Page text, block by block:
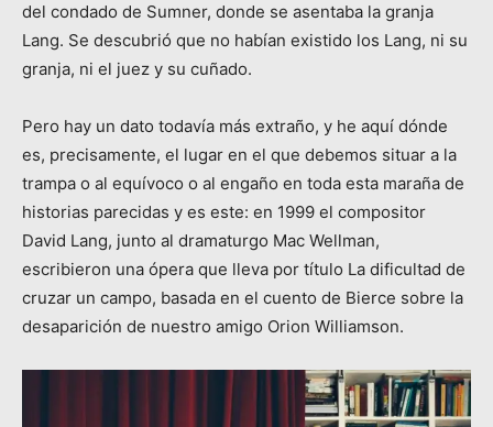
del condado de Sumner, donde se asentaba la granja
Lang. Se descubrió que no habían existido los Lang, ni su
granja, ni el juez y su cuñado.
Pero hay un dato todavía más extraño, y he aquí dónde
es, precisamente, el lugar en el que debemos situar a la
trampa o al equívoco o al engaño en toda esta maraña de
historias parecidas y es este: en 1999 el compositor
David Lang, junto al dramaturgo Mac Wellman,
escribieron una ópera que lleva por título La dificultad de
cruzar un campo, basada en el cuento de Bierce sobre la
desaparición de nuestro amigo Orion Williamson.